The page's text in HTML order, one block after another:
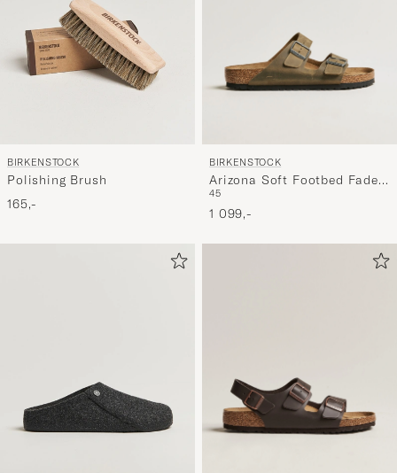
BIRKENSTOCK
Polishing Brush
165,-
BIRKENSTOCK
Arizona Soft Footbed Faded
Khaki Oiled Leather
45
1 099,-